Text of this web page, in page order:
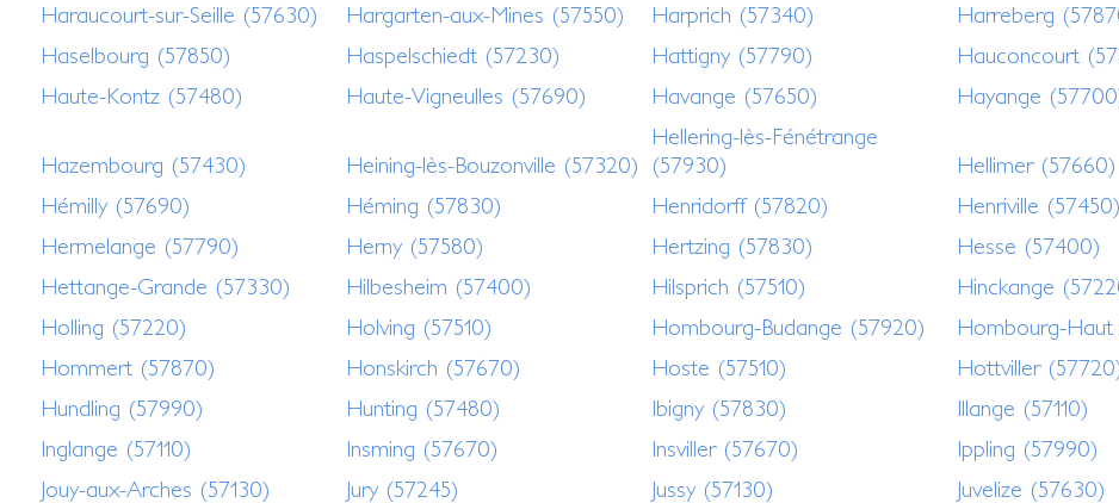
Haraucourt-sur-Seille (57630)
Hargarten-aux-Mines (57550) Harprich (57340) Harreberg
Haselbourg (57850)
Haspelschiedt (57230) Hattigny (57790) Hauconcourt
Haute-Kontz (57480)
Haute-Vigneulles (57690) Havange (57650) Hayange
Hazembourg (57430) Heining-lès-Bouzonville (57320)
Hellering-lès-Fénétrange
(57930)
Hellimer (57660)
Hémilly (57690)
Héming (57830) Henridorff (57820) Henriville (57450)
Hermelange (57790)
Herny (57580) Hertzing (57830) Hesse (57400)
Hettange-Grande (57330)
Hilbesheim (57400) Hilsprich (57510) Hinckange
Holling (57220)
Holving (57510) Hombourg-Budange (57920) Hombourg-
Hommert (57870)
Honskirch (57670) Hoste (57510) Hottviller
Hundling (57990)
Hunting (57480) Ibigny (57830) Illange (57110)
Inglange (57110)
Insming (57670) Insviller (57670) Ippling (57990)
Jouy-aux-Arches (57130)
Jury (57245) Jussy (57130) Juvelize (57630)